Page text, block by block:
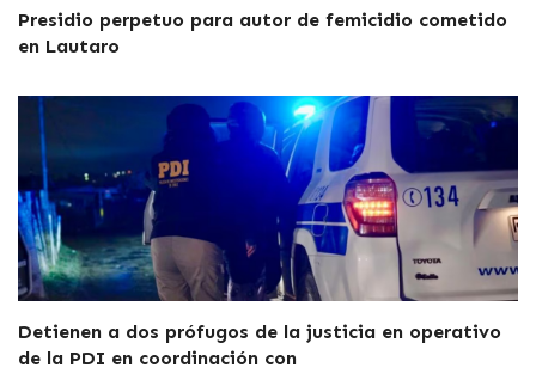
Presidio perpetuo para autor de femicidio cometido
en Lautaro
Detienen a dos prófugos de la justicia en operativo
de la PDI en coordinación con